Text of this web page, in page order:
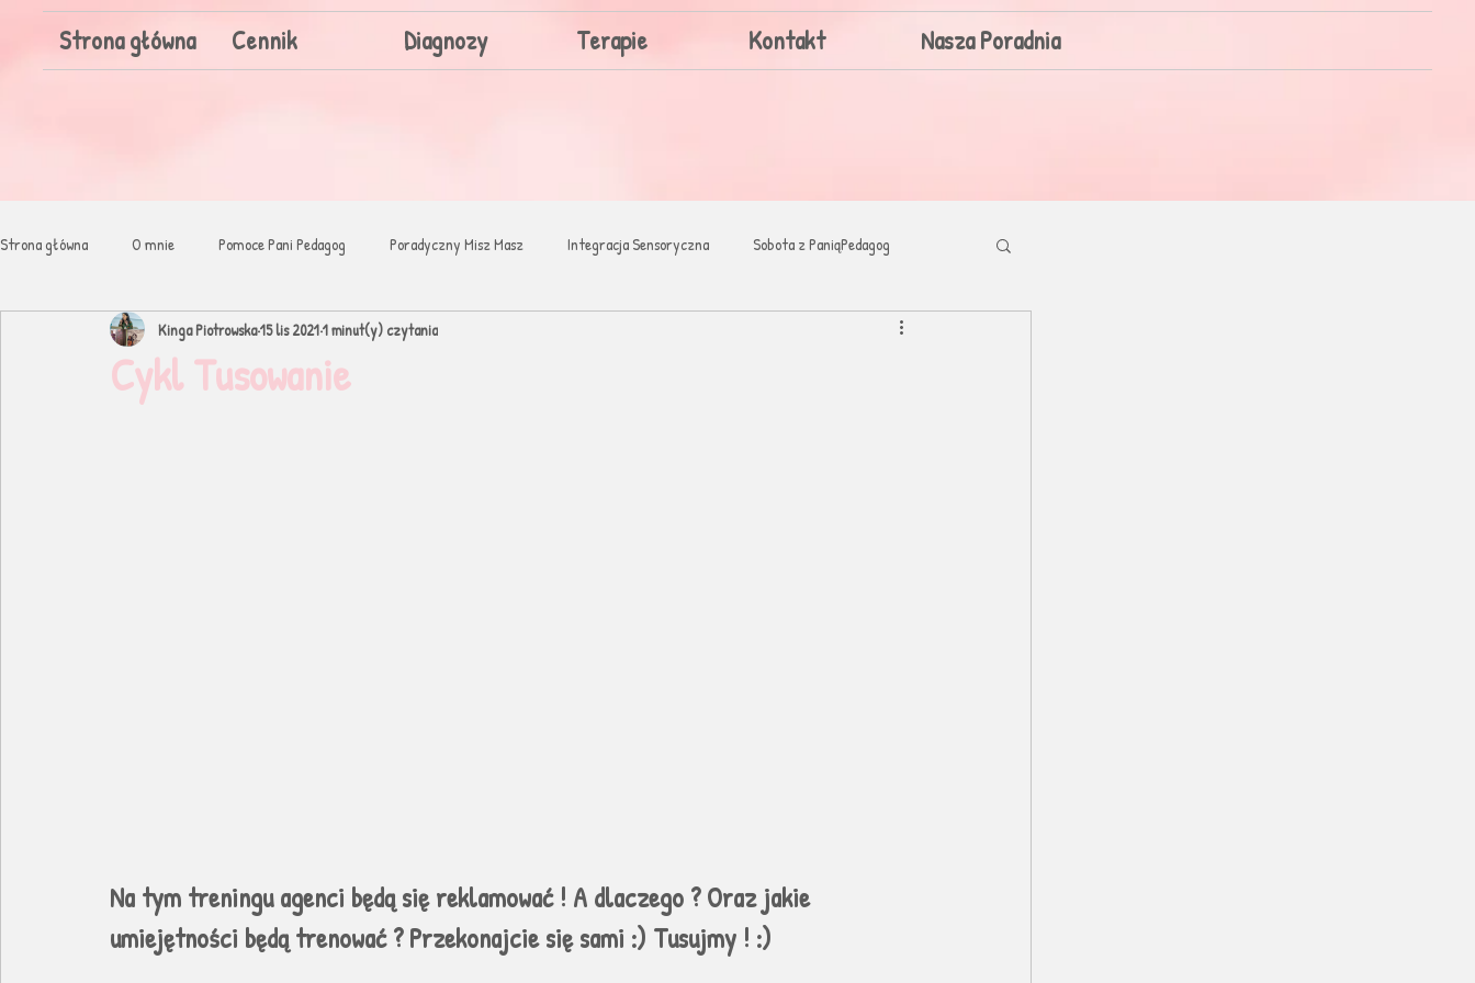
Strona główna Cennik Diagnozy Terapie Kontakt Nasza Poradnia
Strona główna O mnie Pomoce Pani Pedagog Poradyczny Misz Masz Integracja Sensoryczna Sobota z PaniąPedagog
Biblioteczka PaniPedagog
Cykl Tusowanie
Kinga Piotrowska15 lis 20211 minut(y) czytania
Na tym treningu agenci będą się reklamować ! A dlaczego ? Oraz jakie
umiejętności będą trenować ? Przekonajcie się sami :) Tusujmy ! :)